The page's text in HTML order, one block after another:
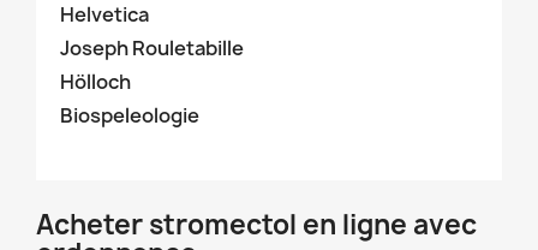
Helvetica
Joseph Rouletabille
Hölloch
Biospeleologie
Acheter stromectol en ligne avec